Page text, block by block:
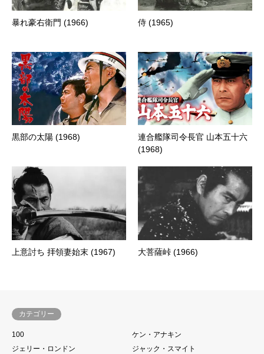
暴れ豪右衛門 (1966) 侍 (1965)
黒部の太陽 (1968)
連合艦隊司令長官 山本五十六
(1968)
上意討ち 拝領妻始末 (1967) 大菩薩峠 (1966)
カテゴリー
100
ケン・アナキン
ジェリー・ロンドン
ジャック・スマイト